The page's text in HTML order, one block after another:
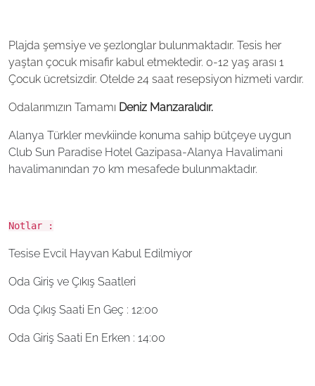
Plajda şemsiye ve şezlonglar bulunmaktadır. Tesis her
yaştan çocuk misafir kabul etmektedir. 0-12 yaş arası 1
Çocuk ücretsizdir. Otelde 24 saat resepsiyon hizmeti vardır.
Odalarımızın Tamamı Deniz Manzaralıdır.
Alanya Türkler mevkiinde konuma sahip bütçeye uygun
Club Sun Paradise Hotel Gazipasa-Alanya Havalimani
havalimanından 70 km mesafede bulunmaktadır.
Notlar :
Tesise Evcil Hayvan Kabul Edilmiyor
Oda Giriş ve Çıkış Saatleri
Oda Çıkış Saati En Geç : 12:00
Oda Giriş Saati En Erken : 14:00